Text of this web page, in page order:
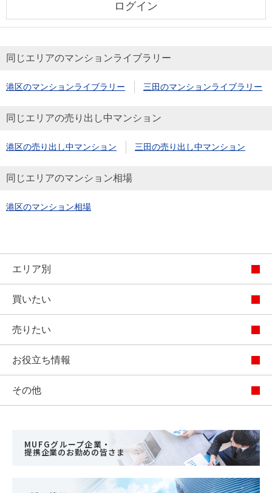
ログイン
同じエリアのマンションライブラリー
港区のマンションライブラリー 三田のマンションライブラリー
同じエリアの売り出し中マンション
港区の売り出し中マンション 三田の売り出し中マンション
同じエリアのマンション相場
港区のマンション相場
エリア別
買いたい
売りたい
お役立ち情報
その他
MUFGグループ企業・
提携企業のお勤めの皆さま